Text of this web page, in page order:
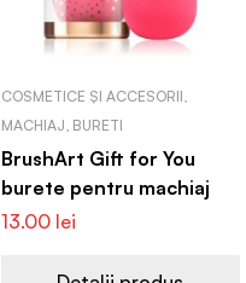
COSMETICE ȘI ACCESORII,
MACHIAJ, BURETI
BrushArt Gift for You
burete pentru machiaj
13.00 lei